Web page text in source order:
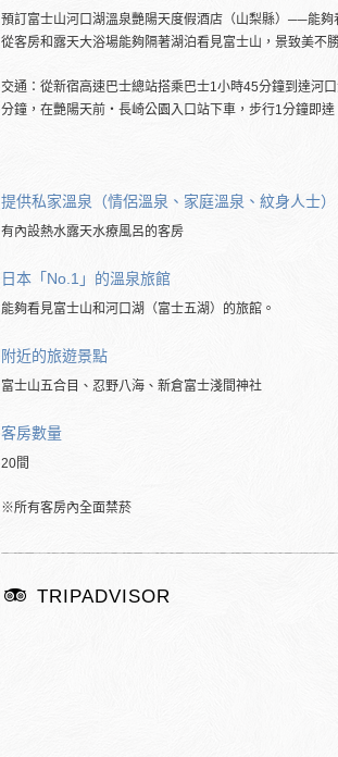
預訂富士山河口湖溫泉艷陽天度假酒店（山梨縣）──能夠
從客房和露天大浴場能夠隔著湖泊看見富士山，景致美不
交通：從新宿高速巴士總站搭乘巴士1小時45分鐘到達河
分鐘，在艷陽天前・長崎公園入口站下車，步行1分鐘即達
提供私家溫泉（情侶溫泉、家庭溫泉、紋身人士）
有內設熱水露天水療風呂的客房
日本「No.1」的溫泉旅館
能夠看見富士山和河口湖（富士五湖）的旅館。
附近的旅遊景點
富士山五合目、忍野八海、新倉富士淺間神社
客房數量
20間
※所有客房內全面禁菸
TRIPADVISOR